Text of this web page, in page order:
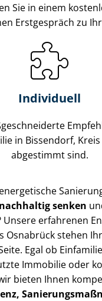
Sie in einem
Erstgespräch zu
Individuell
in Bissendorf,
abgestimmt sind.
senken
erfahrenen
Osnabrück stehen
Egal ob
Immobilie oder
bieten Ihnen